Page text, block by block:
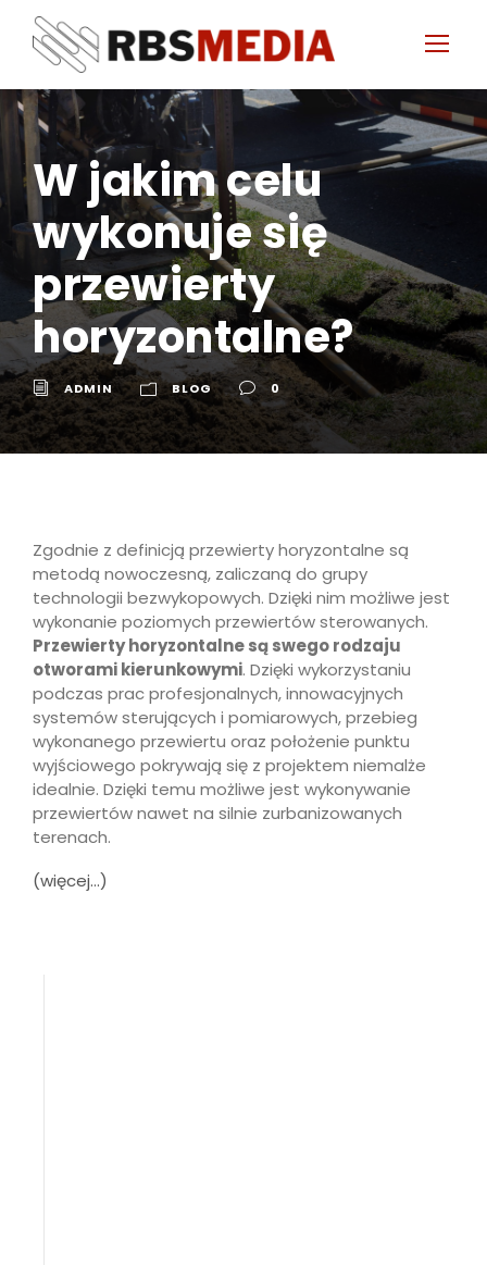
W jakim celu
wykonuje się
przewierty
horyzontalne?
ADMIN BLOG 0
Zgodnie z definicją przewierty horyzontalne są
metodą nowoczesną, zaliczaną do grupy
technologii bezwykopowych. Dzięki nim możliwe jest
wykonanie poziomych przewiertów sterowanych.
Przewierty horyzontalne są swego rodzaju
otworami kierunkowymi. Dzięki wykorzystaniu
podczas prac profesjonalnych, innowacyjnych
systemów sterujących i pomiarowych, przebieg
wykonanego przewiertu oraz położenie punktu
wyjściowego pokrywają się z projektem niemalże
idealnie. Dzięki temu możliwe jest wykonywanie
przewiertów nawet na silnie zurbanizowanych
terenach.
(więcej…)